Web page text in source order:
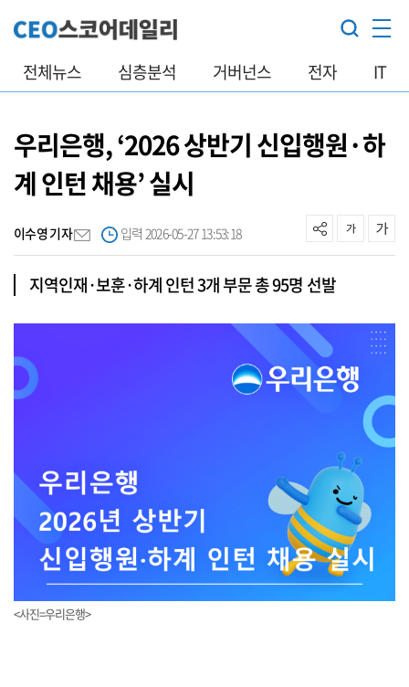
전체뉴스 심층분석 거버넌스 전자 IT
우리은행, ‘2026 상반기 신입행원·하
계 인턴 채용’ 실시
이수영 기자 입력 2026-05-27 13:53:18
지역인재·보훈·하계 인턴 3개 부문 총 95명 선발
<사진=우리은행>